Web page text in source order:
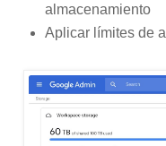
almacenamiento
Aplicar límites de